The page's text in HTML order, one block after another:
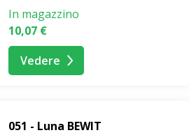
In magazzino
10,07 €
Vedere
051 - Luna BEWIT